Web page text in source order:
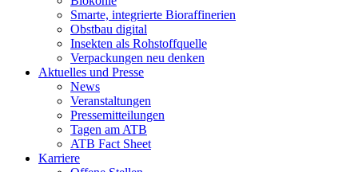
Smarte, integrierte Bioraffinerien
Obstbau digital
Insekten als Rohstoffquelle
Verpackungen neu denken
Aktuelles und Presse
News
Veranstaltungen
Pressemitteilungen
Tagen am ATB
ATB Fact Sheet
Karriere